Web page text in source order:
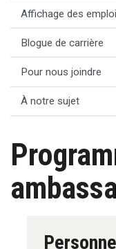
Affichage des
Blogue de carrière
Pour nous joindre
À notre sujet